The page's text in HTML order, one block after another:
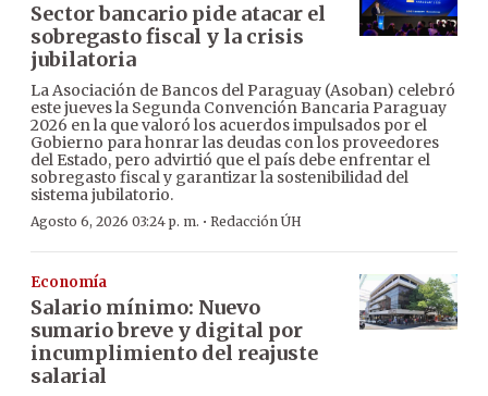
Sector bancario pide atacar el
sobregasto fiscal y la crisis
jubilatoria
La Asociación de Bancos del Paraguay (Asoban) celebró
este jueves la Segunda Convención Bancaria Paraguay
2026 en la que valoró los acuerdos impulsados por el
Gobierno para honrar las deudas con los proveedores
del Estado, pero advirtió que el país debe enfrentar el
sobregasto fiscal y garantizar la sostenibilidad del
sistema jubilatorio.
Agosto 6, 2026 03:24 p. m. · Redacción ÚH
Economía
Salario mínimo: Nuevo
sumario breve y digital por
incumplimiento del reajuste
salarial